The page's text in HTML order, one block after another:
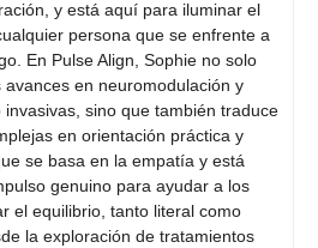
y está aquí para iluminar el
persona que se enfrente a
En Pulse Align, Sophie no solo
en neuromodulación y
sino que también traduce
en orientación práctica y
se basa en la empatía y está
genuino para ayudar a los
el equilibrio, tanto literal como
la exploración de tratamientos